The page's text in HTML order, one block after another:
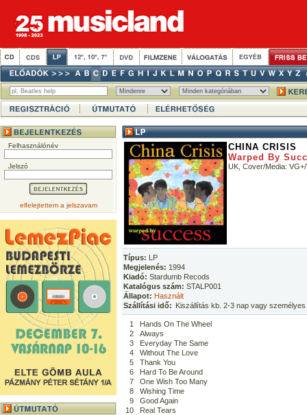
Felhasználónév
Jelszó
elfelejtettem a jelszavam
CHINA CRISIS
Warped By
UK, Cover/Media:
Típus: LP
Megjelenés: 1994
Kiadó: Stardumb Recods
Katalógus szám: STALP001
Állapot: Használt
Szállítási idő: Kiszállítás kb. 2-3 nap vagy
1
Hands On The Wheel
2
Always
3
Everyday The Same
4
Without The Love
5
Thank You
6
Hard To Be Around
7
One Wish Too Many
8
Wishing Time
9
Good Again
10
Real Tears